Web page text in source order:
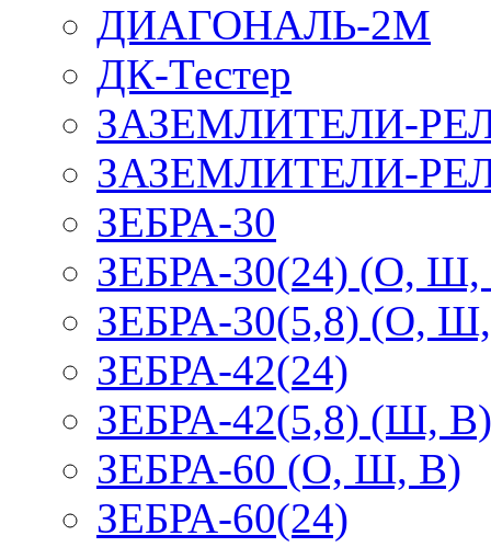
ДИАГОНАЛЬ-2М
ДК-Тестер
ЗАЗЕМЛИТЕЛИ-
ЗАЗЕМЛИТЕЛИ-
ЗЕБРА-30
ЗЕБРА-30(24) (О,
ЗЕБРА-30(5,8) (О,
ЗЕБРА-42(24)
ЗЕБРА-42(5,8) (Ш, В)
ЗЕБРА-60 (О, Ш, В)
ЗЕБРА-60(24)